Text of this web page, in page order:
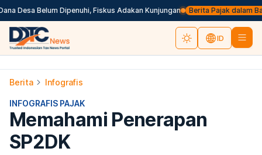
Belum Dipenuhi, Fiskus Adakan Kunjungan Berita Pajak dalam
ID
Berita Infografis
INFOGRAFIS PAJAK
Memahami Penerapan
SP2DK